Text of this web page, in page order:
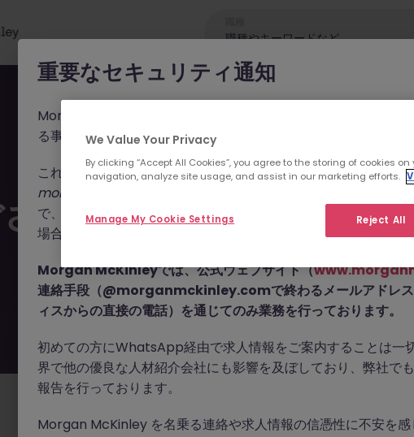
いません。こちらの
た。
お探しの求人は掲載が終了しました。関連求人をご検
重要なセキュリティ通知
Morgan McKinleyのブランドやコンサルタントになりすまし、
る事例が報告されています。
これらの詐欺行為では偽のウェブサイトやドメイン（例：
morganmckinleyhire.com
）を使用し、虚偽のソーシャルメ
で、WhatsApp などのメッセージアプリを通じて偽の求人情報
場合によっては前払い金を請求しています。
Morgan McKinleyでは、公式ウェブサイト（
連絡手段（@morganmckinley.comで終わるメールアドレ
ィスからの直接の電話）を通じてのみ業務を行っております。
初めての方にWhatsApp経由で求人情報をご案内することは一
界で他の優良な人材紹介会社にも影響を及ぼしており、弊社で
報告を行っております。
Morgan McKinley を名乗る連絡や求人情報の信憑性に不安を
We Value Your Privacy
By clicking “Accept All Cookies”, you agree to the storing of cookies
navigation, analyze site usage, and assist in our marketing efforts.
Reject All
Manage My Cookie Settings